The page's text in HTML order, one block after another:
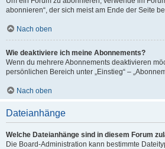
abonnieren“, der sich meist am Ende der Seite
Nach oben
Wie deaktiviere ich meine Abonnements?
Wenn du mehrere Abonnements deaktivieren
persönlichen Bereich unter „Einstieg“ –
Nach oben
Dateianhänge
Welche Dateianhänge sind in diesem Forum
Die Board-Administration kann bestimmte